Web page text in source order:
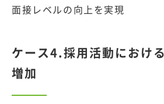
面接レベルの向上を実現
ケース4.採用活動におけ
増加